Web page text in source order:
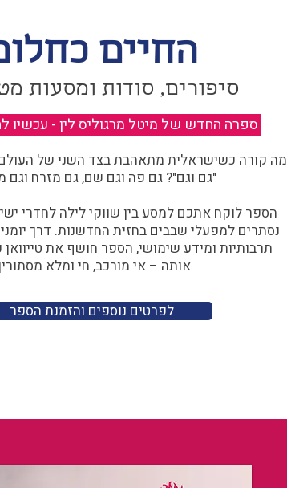
החיים
סיפורים, סודות ומסעות
ספרה החדש של מיטל מרגוליס לין - עכשיו
מה קורה כשישראלית מתאהבת בצד השני של
"גם וגם"? גם פה וגם שם, גם מזרח וגם
הספר לוקח אתכם למסע בין שווקי לילה לחדרי
נסתרים למפעלי שבבים בחזית החדשנות. דרך
תרבותיות ומידע שימושי, הספר חושף את
אותה – אי מורכב, חי ומלא
לפרטים נוספים והזמנת הספר